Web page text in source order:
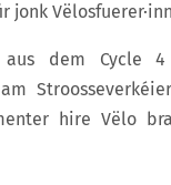
jonk
aus dem Cycle
hire Vëlo